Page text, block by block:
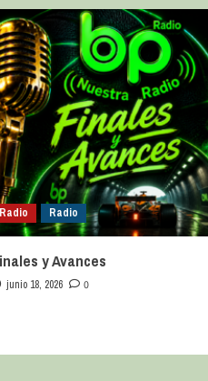
Radio Radio
y Avances
junio 18, 2026 0